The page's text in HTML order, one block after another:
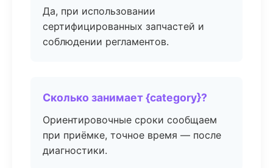
Да, при использовании
сертифицированных запчастей и
соблюдении регламентов.
Сколько занимает {category}?
Ориентировочные сроки сообщаем
при приёмке, точное время — после
диагностики.